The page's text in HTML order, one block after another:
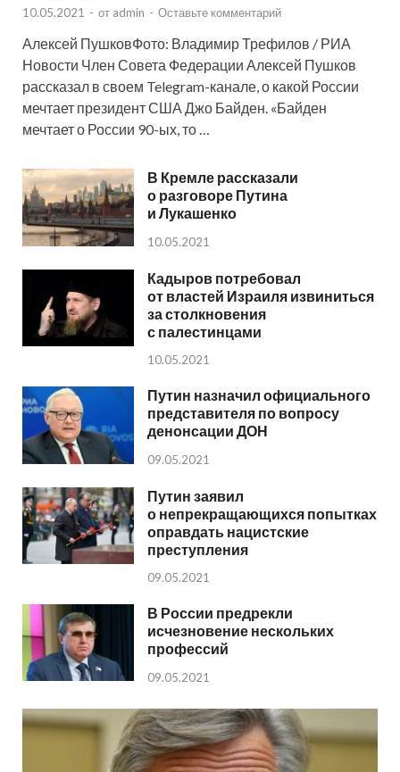
10.05.2021 - от admin - Оставьте комментарий
Алексей ПушковФото: Владимир Трефилов / РИА
Новости Член Совета Федерации Алексей Пушков
рассказал в своем Telegram-канале, о какой России
мечтает президент США Джо Байден. «Байден
мечтает о России 90-ых, то …
В Кремле рассказали
о разговоре Путина
и Лукашенко
10.05.2021
Кадыров потребовал
от властей Израиля извиниться
за столкновения
с палестинцами
10.05.2021
Путин назначил официального
представителя по вопросу
денонсации ДОН
09.05.2021
Путин заявил
о непрекращающихся попытках
оправдать нацистские
преступления
09.05.2021
В России предрекли
исчезновение нескольких
профессий
09.05.2021